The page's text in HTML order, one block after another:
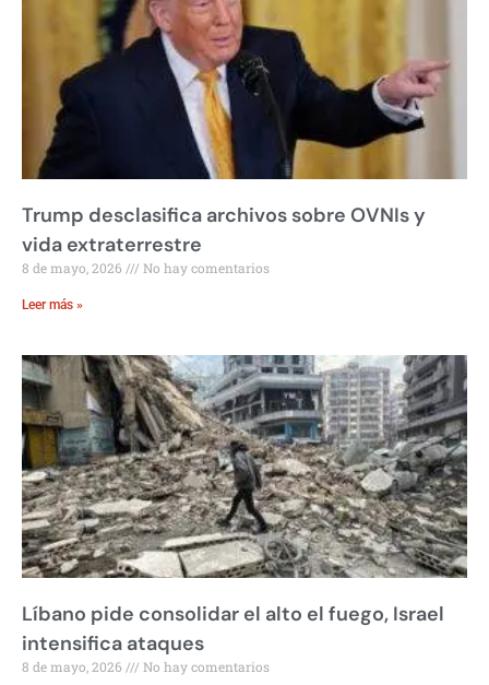
Trump desclasifica archivos sobre OVNIs y
vida extraterrestre
8 de mayo, 2026 No hay comentarios
Leer más »
Líbano pide consolidar el alto el fuego, Israel
intensifica ataques
8 de mayo, 2026 No hay comentarios